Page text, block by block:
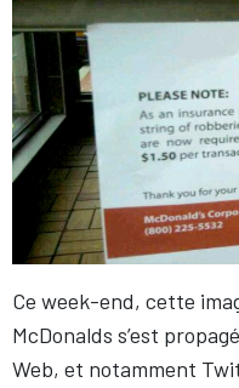
Ce week-end, cette
McDonalds s’est
Web, et notamment